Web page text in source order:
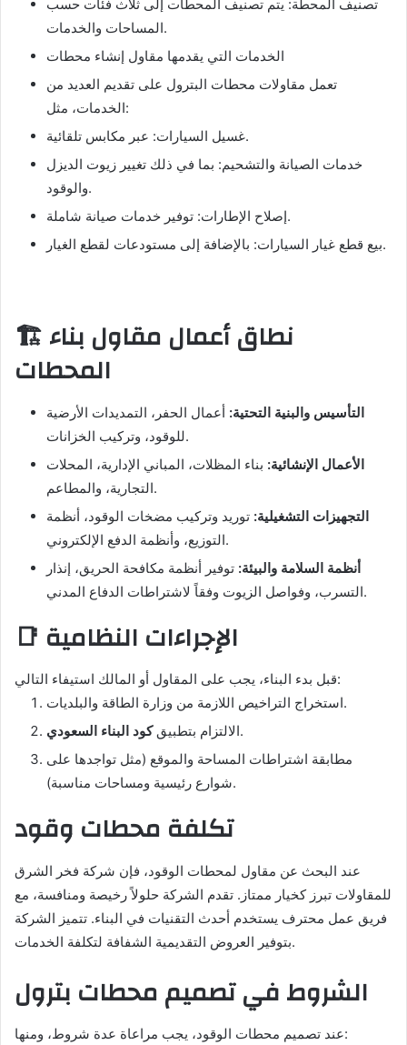
تصنيف المحطة: يتم تصنيف المحطات إلى ثلاث فئات حسب
المساحات والخدمات.
الخدمات التي يقدمها مقاول إنشاء محطات
تعمل مقاولات محطات البترول على تقديم العديد من
الخدمات، مثل:
غسيل السيارات: عبر مكابس تلقائية.
خدمات الصيانة والتشحيم: بما في ذلك تغيير زيوت الديزل
والوقود.
إصلاح الإطارات: توفير خدمات صيانة شاملة.
بيع قطع غيار السيارات: بالإضافة إلى مستودعات لقطع الغيار.
🏗️ نطاق أعمال مقاول بناء
المحطات
التأسيس والبنية التحتية: أعمال الحفر، التمديدات الأرضية
للوقود، وتركيب الخزانات.
الأعمال الإنشائية: بناء المظلات، المباني الإدارية، المحلات
التجارية، والمطاعم.
التجهيزات التشغيلية: توريد وتركيب مضخات الوقود، أنظمة
التوزيع، وأنظمة الدفع الإلكتروني.
أنظمة السلامة والبيئة: توفير أنظمة مكافحة الحريق، إنذار
التسرب، وفواصل الزيوت وفقاً لاشتراطات الدفاع المدني.
📑 الإجراءات النظامية
قبل بدء البناء، يجب على المقاول أو المالك استيفاء التالي:
استخراج التراخيص اللازمة من وزارة الطاقة والبلديات.
الالتزام بتطبيقكود البناء السعودي
.
مطابقة اشتراطات المساحة والموقع (مثل تواجدها على
شوارع رئيسية ومساحات مناسبة).
تكلفة محطات وقود
عند البحث عن مقاول لمحطات الوقود، فإن شركة فخر الشرق
للمقاولات تبرز كخيار ممتاز. تقدم الشركة حلولاً رخيصة ومنافسة، مع
فريق عمل محترف يستخدم أحدث التقنيات في البناء. تتميز الشركة
بتوفير العروض التقديمية الشفافة لتكلفة الخدمات.
الشروط في تصميم محطات بترول
عند تصميم محطات الوقود، يجب مراعاة عدة شروط، ومنها: